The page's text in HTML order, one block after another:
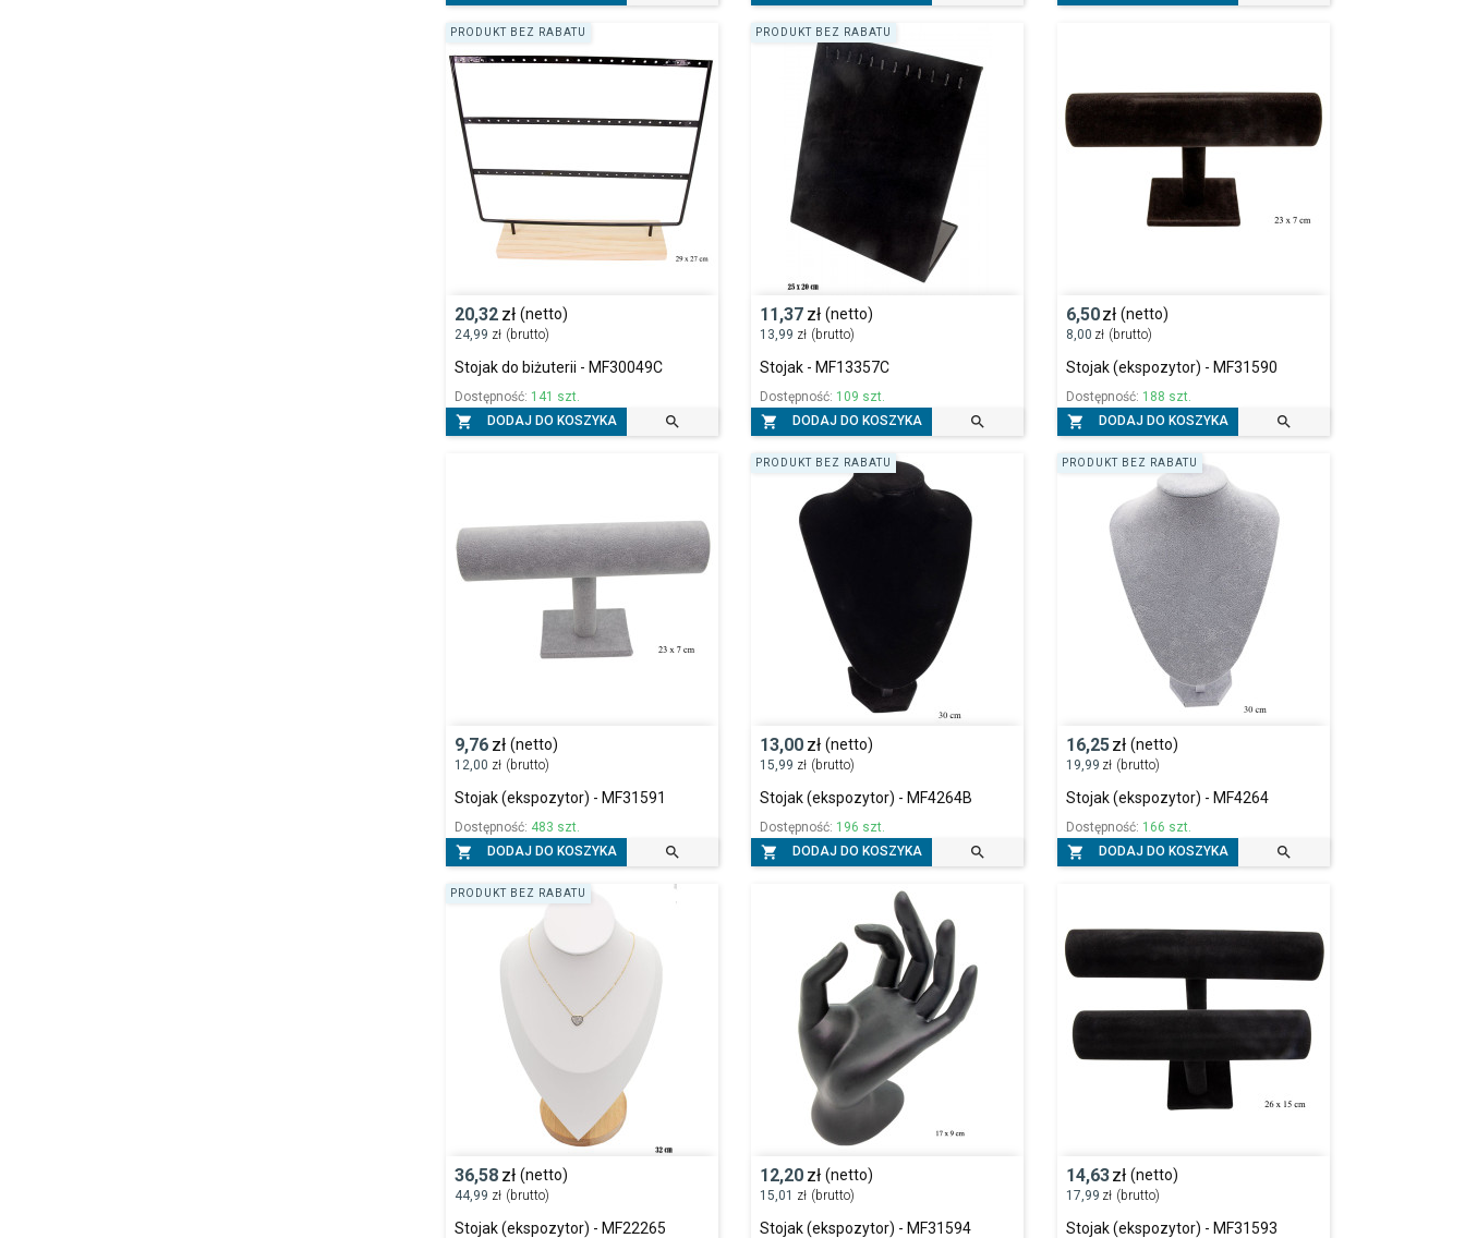
20,32 zł (netto)
24,99 zł (brutto)
Stojak do biżuterii - MF30049C
Dostępność: 141 szt.
 DODAJ DO KOSZYKA 
PRODUKT BEZ RABATU
11,37 zł (netto)
13,99 zł (brutto)
Stojak - MF13357C
Dostępność: 109 szt.
 DODAJ DO KOSZYKA 
PRODUKT BEZ RABATU
6,50zł (netto)
8,00 zł (brutto)
Stojak (ekspozytor) - MF31590
Dostępność: 188 szt.
 DODAJ DO KOSZYKA 
9,76 zł (netto)
12,00 zł (brutto)
Stojak (ekspozytor) - MF31591
Dostępność: 483 szt.
 DODAJ DO KOSZYKA 
13,00 zł (netto)
15,99 zł (brutto)
Stojak (ekspozytor) - MF4264B
Dostępność: 196 szt.
 DODAJ DO KOSZYKA 
PRODUKT BEZ RABATU
16,25zł (netto)
19,99 zł (brutto)
Stojak (ekspozytor) - MF4264
Dostępność: 166 szt.
 DODAJ DO KOSZYKA 
PRODUKT BEZ RABATU
36,58 zł (netto)
44,99 zł (brutto)
Stojak (ekspozytor) - MF22265
PRODUKT BEZ RABATU
12,20 zł (netto)
15,01 zł (brutto)
Stojak (ekspozytor) - MF31594
14,63zł (netto)
17,99 zł (brutto)
Stojak (ekspozytor) - MF31593